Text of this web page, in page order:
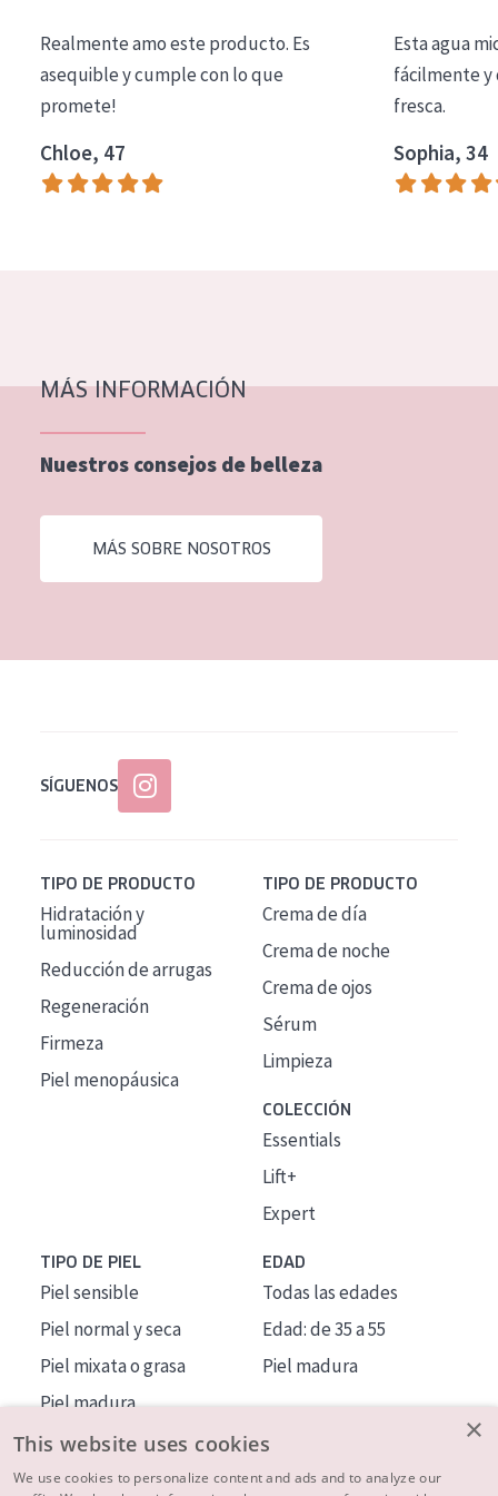
Essentials
Lift+
Expert
Piel madura
Piel menopáusica
EDAD
Realmente amo este producto. Es
asequible y cumple con lo que
promete!
Chloe, 47
Esta agua
fácilmente y
fresca.
Sophia, 34
MÁS INFORMACIÓN
Nuestros consejos de belleza
MÁS SOBRE NOSOTROS
SÍGUENOS
TIPO DE PRODUCTO
Hidratación y
luminosidad
Reducción de arrugas
Regeneración
Firmeza
Piel menopáusica
TIPO DE PRODUCTO
Crema de día
Crema de noche
Crema de ojos
Sérum
Limpieza
COLECCIÓN
Essentials
Lift+
Expert
TIPO DE PIEL
Piel sensible
Piel normal y seca
Piel mixata o grasa
Piel madura
Piel expuesta al sol
Piel menopáusica
EDAD
Todas las edades
Edad: de 35 a 55
Piel madura
×
This website uses cookies
We use cookies to personalize content and ads and to analyze our